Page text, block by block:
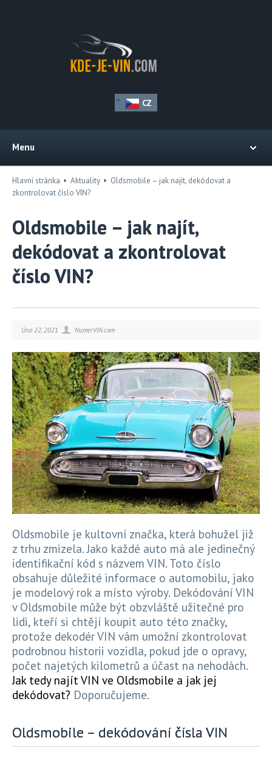
CZ
Menu
Hlavní stránka Aktuality
Oldsmobile – jak najít, dekódovat a
zkontrolovat číslo VIN?
Oldsmobile – jak najít,
dekódovat a zkontrolovat
číslo VIN?
Úno 22, 2021 NumerVIN.com
Oldsmobile je kultovní značka, která bohužel již
z trhu zmizela. Jako každé auto má ale jedinečný
identifikační kód s názvem VIN. Toto číslo
obsahuje důležité informace o automobilu, jako
je modelový rok a místo výroby. Dekódování VIN
v Oldsmobile může být obzvláště užitečné pro
lidi, kteří si chtějí koupit auto této značky,
protože dekodér VIN vám umožní zkontrolovat
podrobnou historii vozidla, pokud jde o opravy,
počet najetých kilometrů a účast na nehodách.
Jak tedy najít VIN ve Oldsmobile a jak jej
dekódovat? Doporučujeme.
Oldsmobile – dekódování čísla VIN